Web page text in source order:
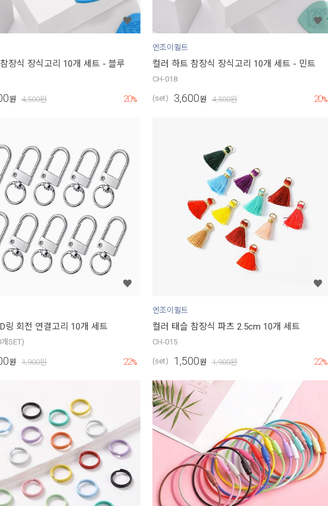
장식 장식고리 10개 세트 - 블루
원 4,500원 20%
엔조이퀼트
컬러 하트 참장식 장식고리 10개 세트 - 민트
CH-018
(set) 3,600원 4,500원 20%
링 회전 연결고리 10개 세트
SET)
원 1,900원 22%
엔조이퀼트
컬러 태슬 참장식 파츠 2.5cm 10개 세트
CH-015
(set) 1,500원 1,900원 22%